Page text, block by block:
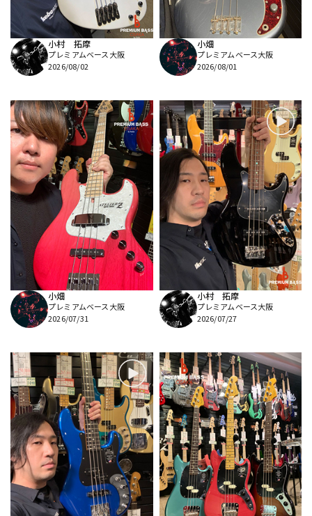
配信/ライブ機器 楽器アクセサリ
中古 ヴィンテージ
小村 拓摩
プレミアムベース大阪
2026/08/02
小畑
プレミアムベース大阪
2026/08/01
小畑
プレミアムベース大阪
2026/07/31
小村 拓摩
プレミアムベース大阪
2026/07/27